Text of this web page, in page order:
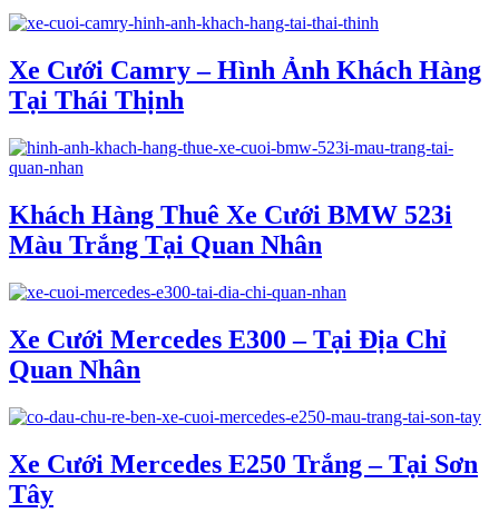
Xe Cưới Camry – Hình Ảnh Khách Hàng
Tại Thái Thịnh
Khách Hàng Thuê Xe Cưới BMW 523i
Màu Trắng Tại Quan Nhân
Xe Cưới Mercedes E300 – Tại Địa Chỉ
Quan Nhân
Xe Cưới Mercedes E250 Trắng – Tại Sơn
Tây